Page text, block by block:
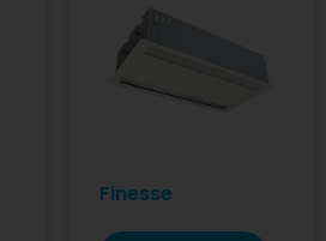
Finesse